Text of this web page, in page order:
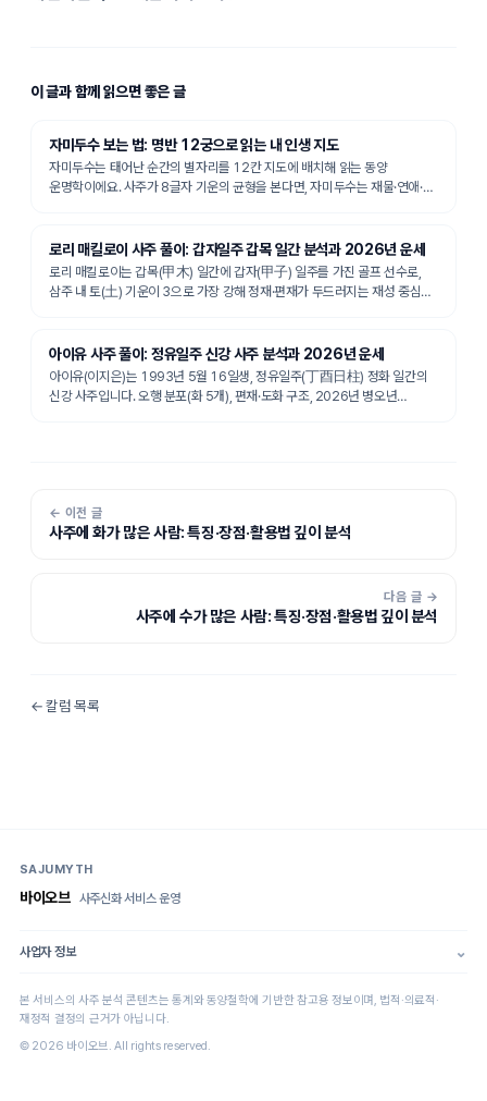
이 글과 함께 읽으면 좋은 글
자미두수 보는 법: 명반 12궁으로 읽는 내 인생 지도
자미두수는 태어난 순간의 별자리를 12칸 지도에 배치해 읽는 동양
운명학이에요. 사주가 8글자 기운의 균형을 본다면, 자미두수는 재물·연애·
로리 매킬로이 사주 풀이: 갑자일주 갑목 일간 분석과 2026년 운세
로리 매킬로이는 갑목(甲木) 일간에 갑자(甲子) 일주를 가진 골프 선수로,
삼주 내 토(土) 기운이 3으로 가장 강해 정재·편재가 두드러지는 재성 중심
아이유 사주 풀이: 정유일주 신강 사주 분석과 2026년 운세
아이유(이지은)는 1993년 5월 16일생, 정유일주(丁酉日柱) 정화 일간의
신강 사주입니다. 오행 분포(화 5개), 편재·도화 구조, 2026년 병오년
← 이전 글
사주에 화가 많은 사람: 특징·장점·활용법 깊이 분석
다음 글 →
사주에 수가 많은 사람: 특징·장점·활용법 깊이 분석
← 칼럼 목록
SAJUMYTH
바이오브 사주신화서비스 운영
사업자 정보
본 서비스의 사주 분석 콘텐츠는 통계와 동양철학에 기반한 참고용 정보이며, 법적·의료적·
재정적 결정의 근거가 아닙니다.
© 2026 바이오브. All rights reserved.